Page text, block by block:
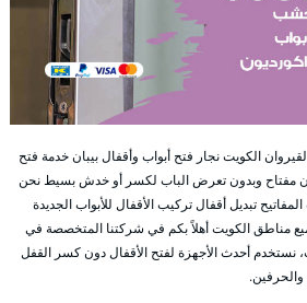
الكويت نجار فتح أبواب وأقفال بيبان خدمة فتح
مفتاح وبدون تعرض الباب لكسر أو خدش بسيط نحن
تبديل أقفال تركيب الأقفال للأبواب الجديدة
24 ساعة بجميع مناطق الكويت أهلاً بكم في شركتنا المتخصصة في
نستخدم أحدث الأجهزة لفتح الأقفال دون كسر القفل
والحرفين.